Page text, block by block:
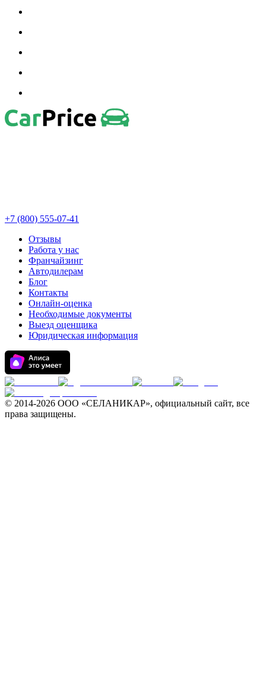
+7 (800) 555-07-41
Отзывы
Работа у нас
Франчайзинг
Автодилерам
Блог
Контакты
Онлайн-оценка
Необходимые документы
Выезд оценщика
Юридическая информация
© 2014-2026 ООО «СЕЛАНИКАР», официальный сайт, все
права защищены.